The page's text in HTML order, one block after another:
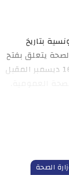
بتاريخ
قرار عن وزير الصحة يتعلق بفتح
مناظرة خارجية بالشهادات والأعمال يوم 16 ديسمبر المقبل
الصحة